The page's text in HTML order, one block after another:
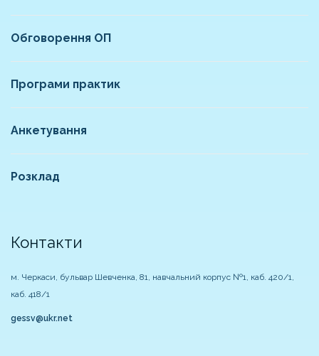
Обговорення ОП
Програми практик
Анкетування
Розклад
Контакти
м. Черкаси, бульвар Шевченка, 81, навчальний корпус №1, каб. 420/1,
каб. 418/1
gessv@ukr.net